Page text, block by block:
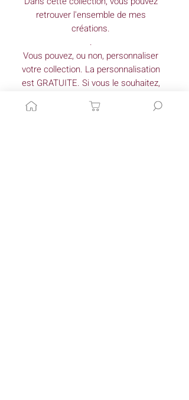
retrouver l'ensemble de mes
créations.
.
Vous pouvez, ou non, personnaliser
votre collection. La personnalisation
est GRATUITE. Si vous le souhaitez,
l'emplacement " Quel personnalisation